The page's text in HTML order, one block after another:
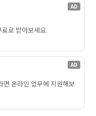
AD
로 받아보세요.
AD
면 온라인 업무에 지원해보